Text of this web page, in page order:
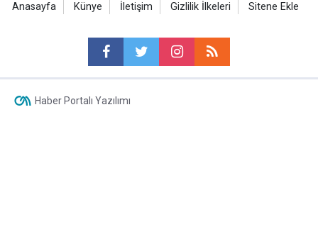
Anasayfa Künye İletişim Gizlilik İlkeleri Sitene Ekle
Haber Portalı Yazılımı